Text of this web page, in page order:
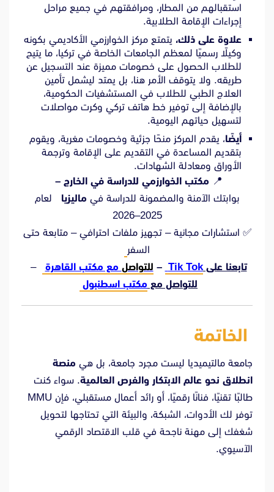
استقبالهم من المطار، ومرافقتهم في جميع مراحل
إجراءات الإقامة الطلابية.
علاوة على ذلك، يتمتع مركز الخوارزمي الأكاديمي بكونه
وكيلًا رسميًا لمعظم الجامعات الخاصة في تركيا، ما يتيح
للطلاب الحصول على خصومات مميزة عند التسجيل عن
طريقه. ولا يتوقف الأمر هنا، بل يمتد ليشمل تأمين
العلاج الطبي للطلاب في المستشفيات الحكومية،
بالإضافة إلى توفير خط هاتف تركي وكرت مواصلات
لتسهيل حياتهم اليومية.
أيضًا، يقدم المركز منحًا جزئية وخصومات مغرية، ويقوم
بتقديم المساعدة في التقديم على الإقامة وترجمة
الأوراق ومعادلة الشهادات.
📍 مكتب الخوارزمي للدراسة في الخارج –
بوابتك الآمنة والمضمونة للدراسة في ماليزيا لعام
2025–2026
✅ استشارات مجانية – تجهيز ملفات احترافي – متابعة حتى
السفر
تابعنا علىTik Tok
– للتواصل مع مكتب القاهرة
–
للتواصل مع مكتب اسطنبول
الخاتمة
جامعة مالتيميديا ليست مجرد جامعة، بل هي منصة
انطلاق نحو عالم الابتكار والفرص العالمية. سواء كنت
طالبًا تقنيًا، فنانًا رقميًا، أو رائد أعمال مستقبلي، فإن MMU
توفر لك الأدوات، الشبكة، والبيئة التي تحتاجها لتحويل
شغفك إلى مهنة ناجحة في قلب الاقتصاد الرقمي
الآسيوي.